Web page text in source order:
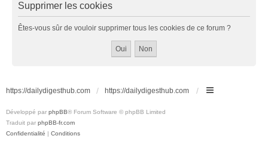
Supprimer les cookies
Êtes-vous sûr de vouloir supprimer tous les cookies de ce forum ?
https://dailydigesthub.com https://dailydigesthub.com
Développé par phpBB® Forum Software © phpBB Limited
Traduit par phpBB-fr.com
Confidentialité | Conditions